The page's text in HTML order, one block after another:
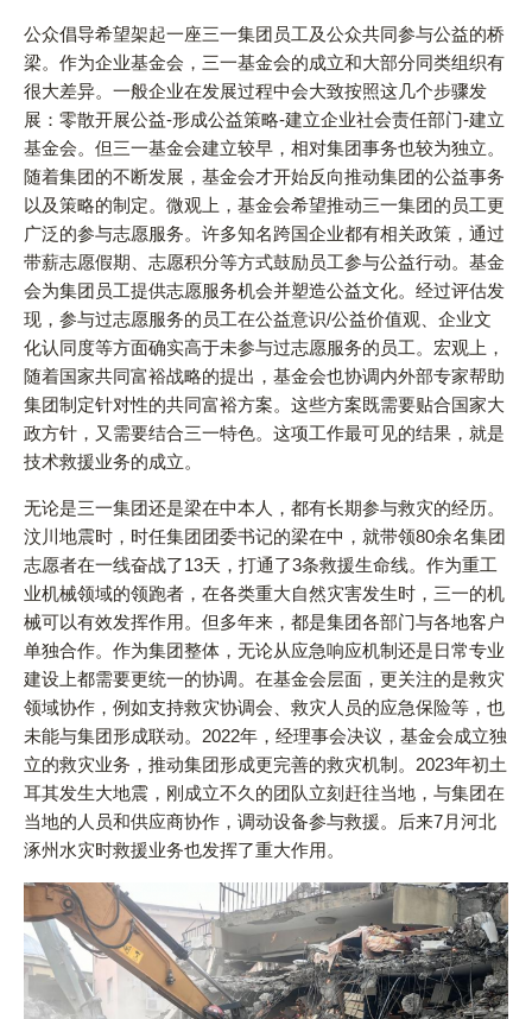
公众倡导希望架起一座三一集团员工及公众共同参与公益的桥
梁。作为企业基金会，三一基金会的成立和大部分同类组织有
很大差异。一般企业在发展过程中会大致按照这几个步骤发
展：零散开展公益-形成公益策略-建立企业社会责任部门-建立
基金会。但三一基金会建立较早，相对集团事务也较为独立。
随着集团的不断发展，基金会才开始反向推动集团的公益事务
以及策略的制定。微观上，基金会希望推动三一集团的员工更
广泛的参与志愿服务。许多知名跨国企业都有相关政策，通过
带薪志愿假期、志愿积分等方式鼓励员工参与公益行动。基金
会为集团员工提供志愿服务机会并塑造公益文化。经过评估发
现，参与过志愿服务的员工在公益意识/公益价值观、企业文
化认同度等方面确实高于未参与过志愿服务的员工。宏观上，
随着国家共同富裕战略的提出，基金会也协调内外部专家帮助
集团制定针对性的共同富裕方案。这些方案既需要贴合国家大
政方针，又需要结合三一特色。这项工作最可见的结果，就是
技术救援业务的成立。
无论是三一集团还是梁在中本人，都有长期参与救灾的经历。
汶川地震时，时任集团团委书记的梁在中，就带领80余名集团
志愿者在一线奋战了13天，打通了3条救援生命线。作为重工
业机械领域的领跑者，在各类重大自然灾害发生时，三一的机
械可以有效发挥作用。但多年来，都是集团各部门与各地客户
单独合作。作为集团整体，无论从应急响应机制还是日常专业
建设上都需要更统一的协调。在基金会层面，更关注的是救灾
领域协作，例如支持救灾协调会、救灾人员的应急保险等，也
未能与集团形成联动。2022年，经理事会决议，基金会成立独
立的救灾业务，推动集团形成更完善的救灾机制。2023年初土
耳其发生大地震，刚成立不久的团队立刻赶往当地，与集团在
当地的人员和供应商协作，调动设备参与救援。后来7月河北
涿州水灾时救援业务也发挥了重大作用。